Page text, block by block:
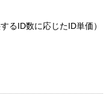
ID数に応じたID単価）